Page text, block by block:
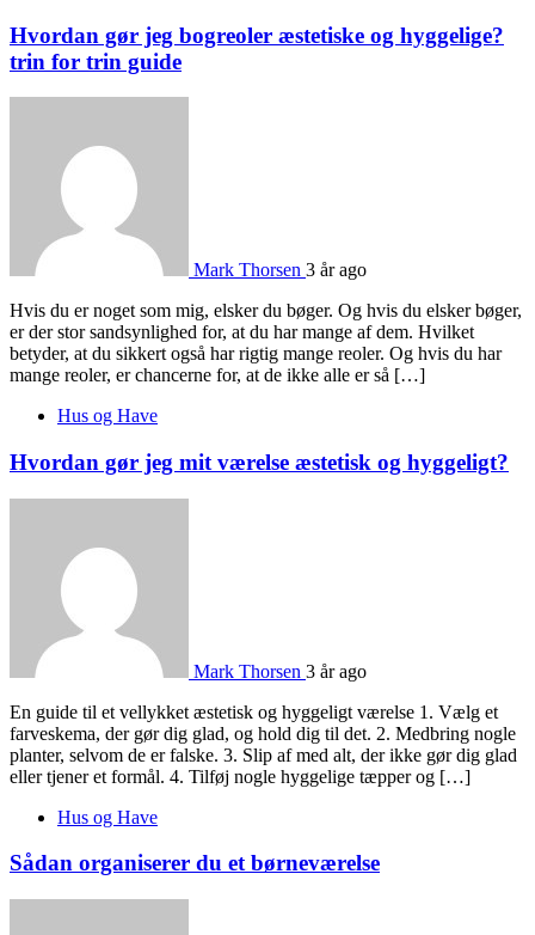
Hvordan gør jeg bogreoler æstetiske og hyggelige?
trin for trin guide
Mark Thorsen 3 år ago
Hvis du er noget som mig, elsker du bøger. Og hvis du elsker bøger,
er der stor sandsynlighed for, at du har mange af dem. Hvilket
betyder, at du sikkert også har rigtig mange reoler. Og hvis du har
mange reoler, er chancerne for, at de ikke alle er så […]
Hus og Have
Hvordan gør jeg mit værelse æstetisk og hyggeligt?
Mark Thorsen 3 år ago
En guide til et vellykket æstetisk og hyggeligt værelse 1. Vælg et
farveskema, der gør dig glad, og hold dig til det. 2. Medbring nogle
planter, selvom de er falske. 3. Slip af med alt, der ikke gør dig glad
eller tjener et formål. 4. Tilføj nogle hyggelige tæpper og […]
Hus og Have
Sådan organiserer du et børneværelse